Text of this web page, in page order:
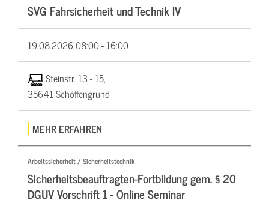
SVG Fahrsicherheit und Technik IV
19.08.202608:00 - 16:00
Steinstr. 13 - 15,
35641 Schöffengrund
MEHR ERFAHREN
Arbeitssicherheit / Sicherheitstechnik
Sicherheitsbeauftragten-Fortbildung gem. § 20
DGUV Vorschrift 1 - Online Seminar